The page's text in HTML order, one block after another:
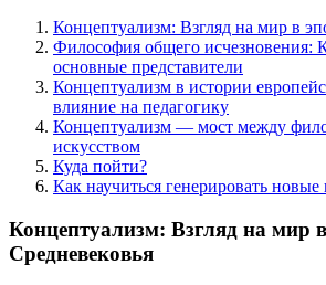
Концептуализм: Взгляд на мир в
Философия общего исчезновения:
основные представители
Концептуализм в истории
влияние на педагогику
Концептуализм — мост между
искусством
Куда пойти?
Как научиться генерировать новые
Концептуализм: Взгляд на мир
Средневековья